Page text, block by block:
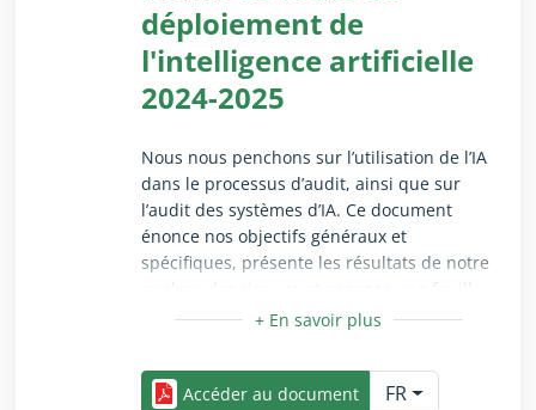
déploiement de
l'intelligence artificielle
2024-2025
Nous nous penchons sur l’utilisation de l’IA
dans le processus d’audit, ainsi que sur
l’audit des systèmes d’IA. Ce document
énonce nos objectifs généraux et
spécifiques, présente les résultats de notre
analyse des risques et propose une feuille
de route sur l’IA avec des actions concrètes
compte lors de l’élaboration de la prochaine
stratégie pluriannuelle de la Cour.​​
Accéder au document
FR